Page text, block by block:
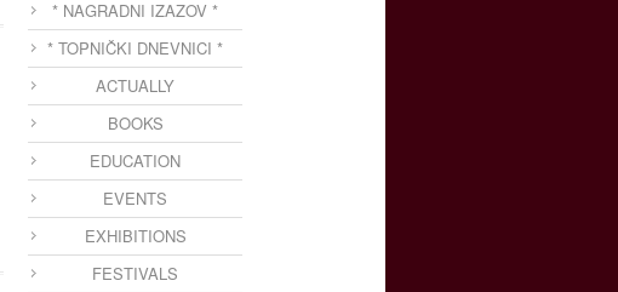
* NAGRADNI IZAZOV *
* TOPNIČKI DNEVNICI *
ACTUALLY
BOOKS
EDUCATION
EVENTS
EXHIBITIONS
FESTIVALS